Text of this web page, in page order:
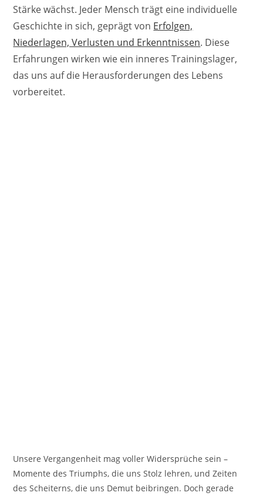
Stärke wächst. Jeder Mensch trägt eine individuelle
Geschichte in sich, geprägt von Erfolgen,
Niederlagen, Verlusten und Erkenntnissen. Diese
Erfahrungen wirken wie ein inneres Trainingslager,
das uns auf die Herausforderungen des Lebens
vorbereitet.
Unsere Vergangenheit mag voller Widersprüche sein –
Momente des Triumphs, die uns Stolz lehren, und Zeiten
des Scheiterns, die uns Demut beibringen. Doch gerade